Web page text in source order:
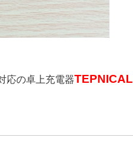
応の卓上充電器TEPNICAL